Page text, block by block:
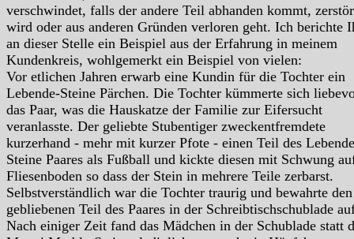
verschwindet, falls der andere Teil abhanden kommt,
wird oder aus anderen Gründen verloren geht. Ich berichte
an dieser Stelle ein Beispiel aus der Erfahrung in meinem
Kundenkreis, wohlgemerkt ein Beispiel von vielen:
Vor etlichen Jahren erwarb eine Kundin für die Tochter ein
Lebende-Steine Pärchen. Die Tochter kümmerte sich
das Paar, was die Hauskatze der Familie zur Eifersucht
veranlasste. Der geliebte Stubentiger zweckentfremdete
kurzerhand - mehr mit kurzer Pfote - einen Teil des
Steine Paares als Fußball und kickte diesen mit Schwung
Fliesenboden so dass der Stein in mehrere Teile zerbarst.
Selbstverständlich war die Tochter traurig und bewahrte
gebliebenen Teil des Paares in der Schreibtischschublade
Nach einiger Zeit fand das Mädchen in der Schublade statt